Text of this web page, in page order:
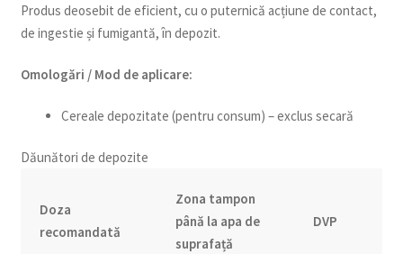
Produs deosebit de eficient, cu o puternică acțiune de contact,
de ingestie și fumigantă, în depozit.
Omologări / Mod de aplicare:
Cereale depozitate (pentru consum) – exclus secară
Dăunători de depozite
Doza
recomandată
Zona tampon
până la apa de
suprafață
DVP